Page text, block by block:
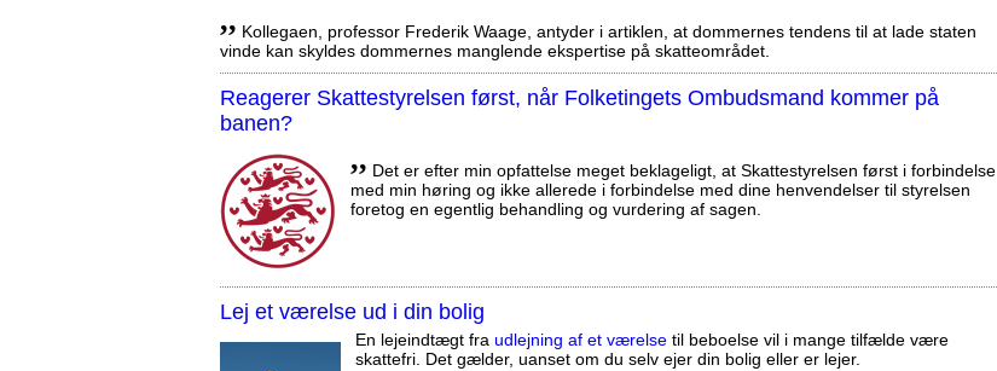
,, Kollegaen, professor Frederik Waage, antyder i artiklen, at dommernes tendens til at lade staten
vinde kan skyldes dommernes manglende ekspertise på skatteområdet.
Reagerer Skattestyrelsen først, når Folketingets Ombudsmand kommer på
banen?
,, Det er efter min opfattelse meget beklageligt, at Skattestyrelsen først i forbindelse
med min høring og ikke allerede i forbindelse med dine henvendelser til styrelsen
foretog en egentlig behandling og vurdering af sagen.
Lej et værelse ud i din bolig
En lejeindtægt fra udlejning af et værelse til beboelse vil i mange tilfælde være
skattefri. Det gælder, uanset om du selv ejer din bolig eller er lejer.